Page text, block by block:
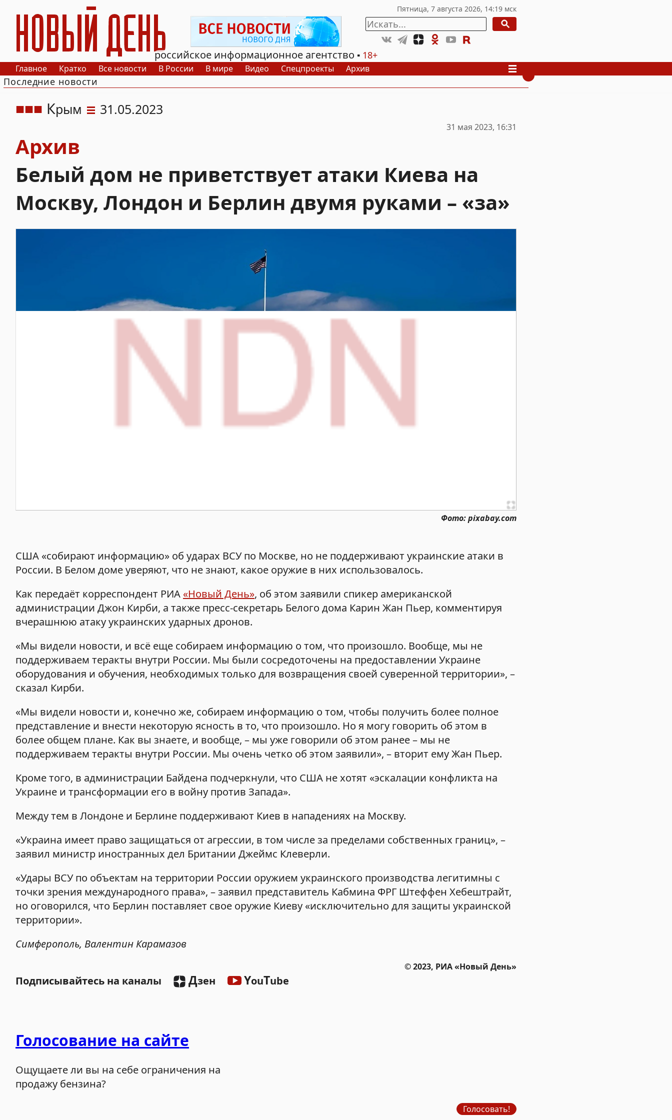
РИА Новый День
российское информационное агентство
18+
Главное Кратко Все новости В России В мире Видео Спецпроекты Архив
Последние новости
Крым 31.05.2023
31 мая 2023, 16:31
Архив
Белый дом не приветствует атаки Киева на
Москву, Лондон и Берлин двумя руками – «за»
Фото: pixabay.com
США «собирают информацию» об ударах ВСУ по Москве, но не поддерживают украинские атаки в
России. В Белом доме уверяют, что не знают, какое оружие в них использовалось.
Как передаёт корреспондент РИА«Новый День», об этом заявили спикер американской
администрации Джон Кирби, а также пресс-секретарь Белого дома Карин Жан Пьер, комментируя
вчерашнюю атаку украинских ударных дронов.
«Мы видели новости, и всё еще собираем информацию о том, что произошло. Вообще, мы не
поддерживаем теракты внутри России. Мы были сосредоточены на предоставлении Украине
оборудования и обучения, необходимых только для возвращения своей суверенной территории», –
сказал Кирби.
«Мы видели новости и, конечно же, собираем информацию о том, чтобы получить более полное
представление и внести некоторую ясность в то, что произошло. Но я могу говорить об этом в
более общем плане. Как вы знаете, и вообще, – мы уже говорили об этом ранее – мы не
поддерживаем теракты внутри России. Мы очень четко об этом заявили», – вторит ему Жан Пьер.
Кроме того, в администрации Байдена подчеркнули, что США не хотят «эскалации конфликта на
Украине и трансформации его в войну против Запада».
Между тем в Лондоне и Берлине поддерживают Киев в нападениях на Москву.
«Украина имеет право защищаться от агрессии, в том числе за пределами собственных границ», –
заявил министр иностранных дел Британии Джеймс Клеверли.
«Удары ВСУ по объектам на территории России оружием украинского производства легитимны с
точки зрения международного права», – заявил представитель Кабмина ФРГ Штеффен Хебештрайт,
но оговорился, что Берлин поставляет свое оружие Киеву «исключительно для защиты украинской
территории».
Симферополь, Валентин Карамазов
© 2023, РИА «Новый День»
Подписывайтесь на каналы Дзен YouTube
Голосование на сайте
Ощущаете ли вы на себе ограничения на
продажу бензина?
Голосовать!